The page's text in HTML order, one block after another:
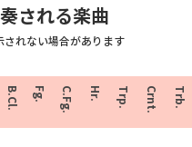
される楽曲
れない場合があります
B.Cl. Fg. C.Fg. Hr. Trp. Crnt. Trb.